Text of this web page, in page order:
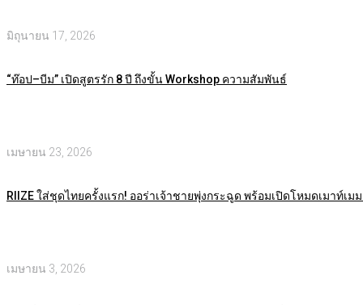
มิถุนายน 17, 2026
“ท๊อป–บีม” เปิดสูตรรัก 8 ปี ถึงขั้น Workshop ความสัมพันธ์
เมษายน 23, 2026
RIIZE ใส่ชุดไทยครั้งแรก! ออร่าเจ้าชายพุ่งกระฉูด พร้อมเปิดโหมดเมาท์เม
เมษายน 3, 2026